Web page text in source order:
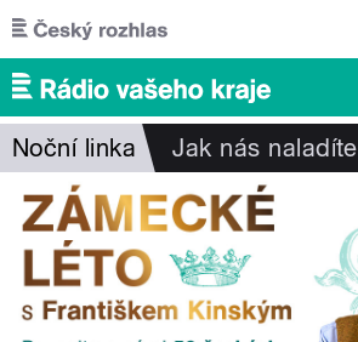
Přejít k hlavnímu obsahu
Noční linka Jak nás naladíte